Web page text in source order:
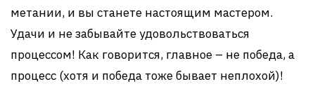
метании, и вы станете настоящим мастером.
Удачи и не забывайте удовольствоваться
процессом! Как говорится, главное – не победа, а
процесс (хотя и победа тоже бывает неплохой)!